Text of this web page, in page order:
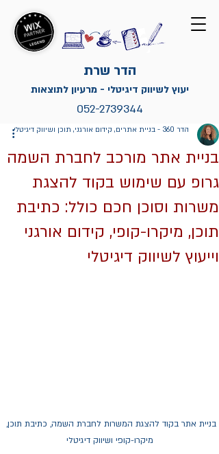
הדר שרת
יעוץ לשיווק דיגיטלי - מרעיון לתוצאות
052-2739344
בניית אתר מורכב לחברת השמה
גרופ עם שימוש בקוד להצגת
משרות וסוכן חכם כולל: כתיבת
תוכן, מיקרו-קופי, קידום אורגני
וייעוץ לשיווק דיגיטלי
הדר 360 - בניית אתרים, קידום אורגני, תוכן ושיווק דיגיטלי
בניית אתר בקוד להצגת המשרות לחברת השמה, כתיבת תוכן,
מיקרו-קופי ושיווק דיגיטלי